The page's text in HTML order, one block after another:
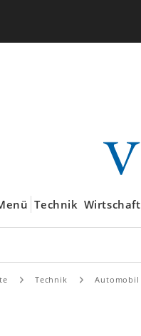
Technik Wirtschaft
Technik Automobil